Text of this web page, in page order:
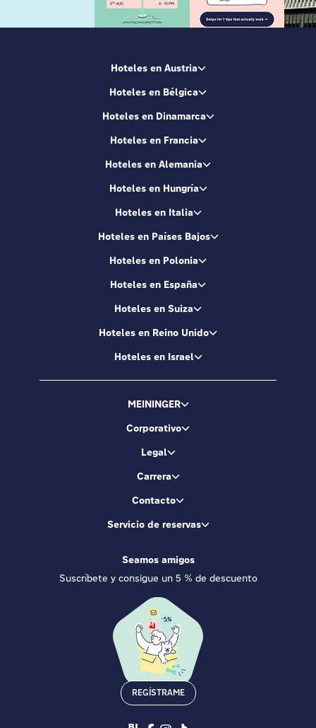
Hoteles en Austria
Hoteles en Bélgica
Hoteles en Dinamarca
Hoteles en Francia
Hoteles en Alemania
Hoteles en Hungría
Hoteles en Italia
Hoteles en Países Bajos
Hoteles en Polonia
Hoteles en España
Hoteles en Suiza
Hoteles en Reino Unido
Hoteles en Israel
MEININGER
Corporativo
Legal
Carrera
Contacto
Servicio de reservas
Seamos amigos
Suscríbete y consigue un 5 % de descuento
REGÍSTRAME